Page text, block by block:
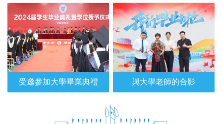
受邀參加大學畢業典禮 與大學老師的合影